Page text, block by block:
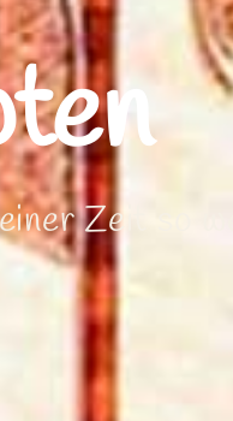
Zeit so